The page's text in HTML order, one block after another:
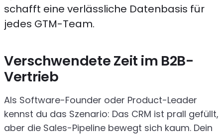
schafft eine verlässliche Datenbasis für
jedes GTM-Team.
Verschwendete Zeit im B2B-
Vertrieb
Als Software-Founder oder Product-Leader
kennst du das Szenario: Das CRM ist prall gefüllt,
aber die Sales-Pipeline bewegt sich kaum. Dein